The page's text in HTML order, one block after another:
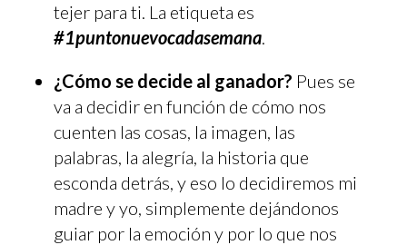
tejer para ti. La etiqueta es
#1puntonuevocadasemana.
¿Cómo se decide al ganador? Pues se
va a decidir en función de cómo nos
cuenten las cosas, la imagen, las
palabras, la alegría, la historia que
esconda detrás, y eso lo decidiremos mi
madre y yo, simplemente dejándonos
guiar por la emoción y por lo que nos